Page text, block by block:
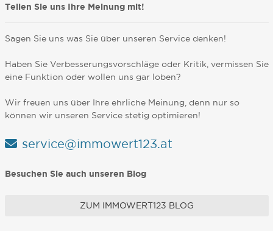
Teilen Sie uns Ihre Meinung mit!
Sagen Sie uns was Sie über unseren Service denken!
Haben Sie Verbesserungsvorschläge oder Kritik, vermissen Sie
eine Funktion oder wollen uns gar loben?
Wir freuen uns über Ihre ehrliche Meinung, denn nur so
können wir unseren Service stetig optimieren!
service@immowert123.at
Besuchen Sie auch unseren Blog
ZUM IMMOWERT123 BLOG